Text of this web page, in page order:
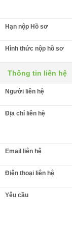
Hạn nộp Hồ sơ
Hình thức nộp hồ sơ
Thông tin liên hệ
Người liên hệ
Địa chỉ liên hệ
Email liên hệ
Điện thoại liên hệ
Yêu cầu